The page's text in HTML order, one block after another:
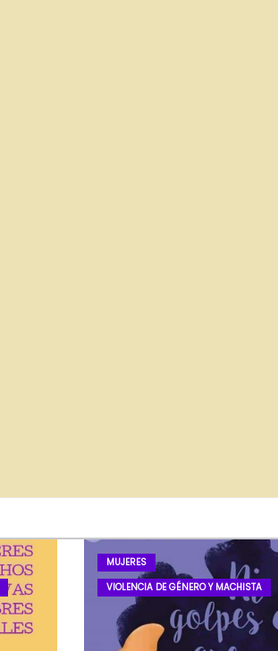
MUJERES
VIOLENCIA DE GÉNERO Y MACHISTA